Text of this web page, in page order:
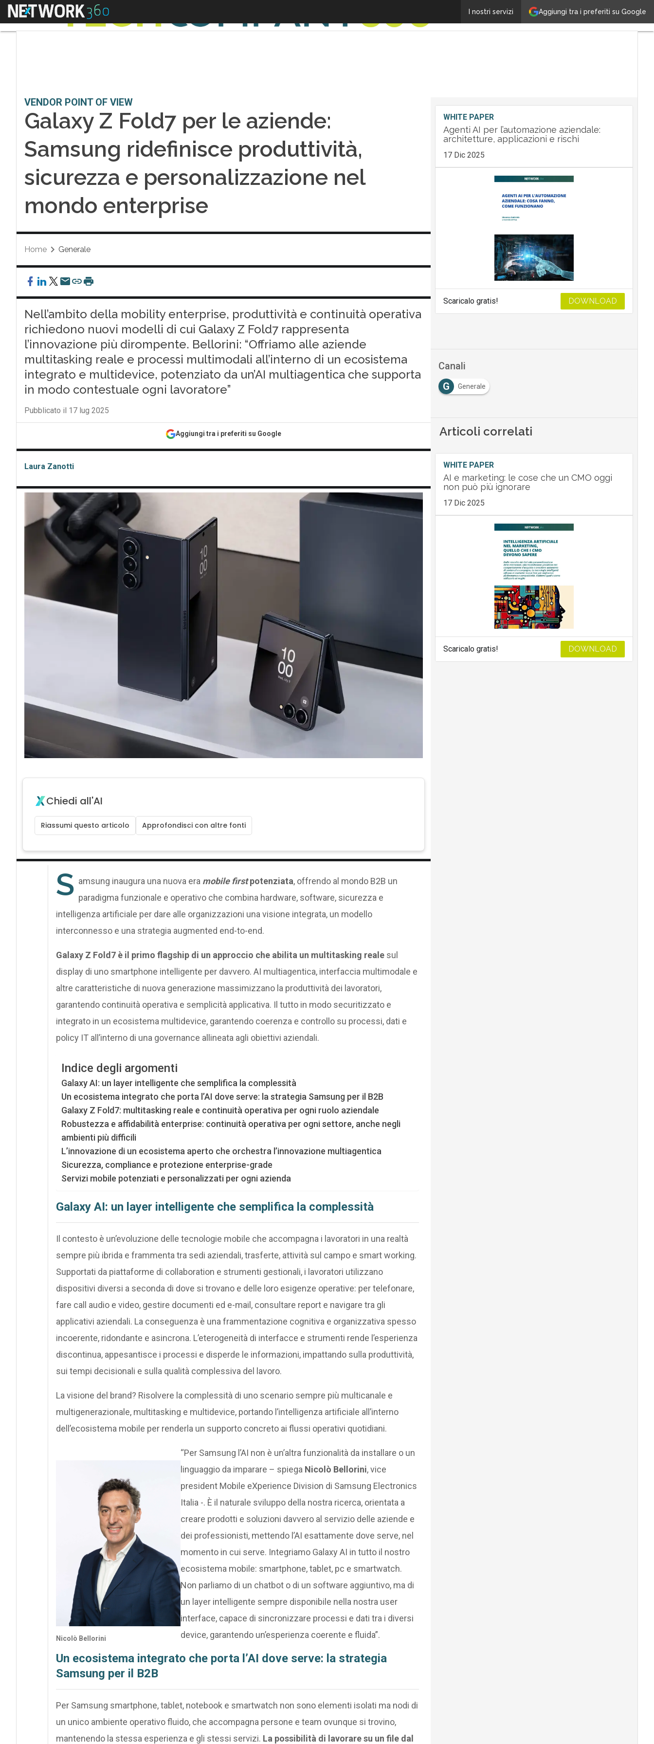
Aggiungi tra i preferiti su Google
I nostri servizi
Menu Galaxy Z Fold7 per le aziende: Samsung
VENDOR POINT OF VIEW
Galaxy Z Fold7 per le aziende:
Samsung ridefinisce produttività,
sicurezza e personalizzazione nel
mondo enterprise
Home Generale
Nell’ambito della mobility enterprise, produttività e continuità operativa
richiedono nuovi modelli di cui Galaxy Z Fold7 rappresenta
l’innovazione più dirompente. Bellorini: “Offriamo alle aziende
multitasking reale e processi multimodali all’interno di un ecosistema
integrato e multidevice, potenziato da un’AI multiagentica che supporta
in modo contestuale ogni lavoratore”
Pubblicato il 17 lug 2025
Aggiungi tra i preferiti su Google
Laura Zanotti
Chiedi all'AI
Riassumi questo articolo Approfondisci con altre fonti
S amsung inaugura una nuova era mobile firstpotenziata, offrendo al mondo B2B un
paradigma funzionale e operativo che combina hardware, software, sicurezza e
intelligenza artificiale per dare alle organizzazioni una visione integrata, un modello
interconnesso e una strategia augmented end-to-end.
Galaxy Z Fold7 è il primo flagship di un approccio che abilita un multitasking realesul
display di uno smartphone intelligente per davvero. AI multiagentica, interfaccia multimodale e
altre caratteristiche di nuova generazione massimizzano la produttività dei lavoratori,
garantendo continuità operativa e semplicità applicativa. Il tutto in modo securitizzato e
integrato in un ecosistema multidevice, garantendo coerenza e controllo su processi, dati e
policy IT all’interno di una governance allineata agli obiettivi aziendali.
Indice degli argomenti
Galaxy AI: un layer intelligente che semplifica la complessità
Un ecosistema integrato che porta l’AI dove serve: la strategia Samsung per il B2B
Galaxy Z Fold7: multitasking reale e continuità operativa per ogni ruolo aziendale
Robustezza e affidabilità enterprise: continuità operativa per ogni settore, anche negli
ambienti più difficili
L’innovazione di un ecosistema aperto che orchestra l’innovazione multiagentica
Sicurezza, compliance e protezione enterprise-grade
Servizi mobile potenziati e personalizzati per ogni azienda
Galaxy AI: un layer intelligente che semplifica la complessità
Il contesto è un’evoluzione delle tecnologie mobile che accompagna i lavoratori in una realtà
sempre più ibrida e frammenta tra sedi aziendali, trasferte, attività sul campo e smart working.
Supportati da piattaforme di collaboration e strumenti gestionali, i lavoratori utilizzano
dispositivi diversi a seconda di dove si trovano e delle loro esigenze operative: per telefonare,
fare call audio e video, gestire documenti ed e-mail, consultare report e navigare tra gli
applicativi aziendali. La conseguenza è una frammentazione cognitiva e organizzativa spesso
incoerente, ridondante e asincrona. L’eterogeneità di interfacce e strumenti rende l’esperienza
discontinua, appesantisce i processi e disperde le informazioni, impattando sulla produttività,
sui tempi decisionali e sulla qualità complessiva del lavoro.
La visione del brand? Risolvere la complessità di uno scenario sempre più multicanale e
multigenerazionale, multitasking e multidevice, portando l’intelligenza artificiale all’interno
dell’ecosistema mobile per renderla un supporto concreto ai flussi operativi quotidiani.
Nicolò Bellorini
“Per Samsung l’AI non è un’altra funzionalità da installare o un
linguaggio da imparare – spiega Nicolò Bellorini, vice
president Mobile eXperience Division di Samsung Electronics
Italia -. È il naturale sviluppo della nostra ricerca, orientata a
creare prodotti e soluzioni davvero al servizio delle aziende e
dei professionisti, mettendo l’AI esattamente dove serve, nel
momento in cui serve. Integriamo Galaxy AI in tutto il nostro
ecosistema mobile: smartphone, tablet, pc e smartwatch.
Non parliamo di un chatbot o di un software aggiuntivo, ma di
un layer intelligente sempre disponibile nella nostra user
interface, capace di sincronizzare processi e dati tra i diversi
device, garantendo un’esperienza coerente e fluida”.
Un ecosistema integrato che porta l’AI dove serve: la strategia
Samsung per il B2B
Per Samsung smartphone, tablet, notebook e smartwatch non sono elementi isolati ma nodi di
un unico ambiente operativo fluido, che accompagna persone e team ovunque si trovino,
mantenendo la stessa esperienza e gli stessi servizi. La possibilità di lavorare su un file dal
WHITE PAPER
Agenti AI per l’automazione aziendale:
architetture, applicazioni e rischi
17 Dic 2025
Scaricalo gratis! DOWNLOAD
Canali
G
Generale
Articoli correlati
WHITE PAPER
AI e marketing: le cose che un CMO oggi
non può più ignorare
17 Dic 2025
Scaricalo gratis! DOWNLOAD